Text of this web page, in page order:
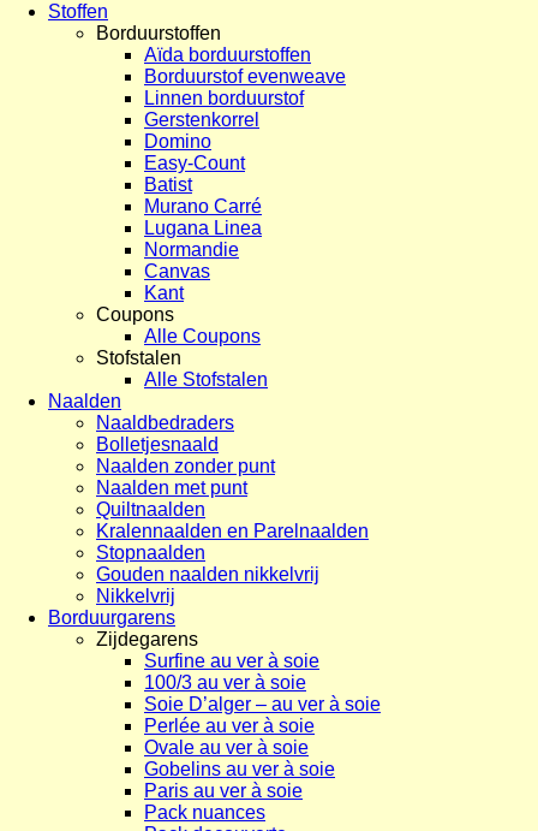
Stoffen
Borduurstoffen
Aïda borduurstoffen
Borduurstof evenweave
Linnen borduurstof
Gerstenkorrel
Domino
Easy-Count
Batist
Murano Carré
Lugana Linea
Normandie
Canvas
Kant
Coupons
Alle Coupons
Stofstalen
Alle Stofstalen
Naalden
Naaldbedraders
Bolletjesnaald
Naalden zonder punt
Naalden met punt
Quiltnaalden
Kralennaalden en Parelnaalden
Stopnaalden
Gouden naalden nikkelvrij
Nikkelvrij
Borduurgarens
Zijdegarens
Surfine au ver à soie
100/3 au ver à soie
Soie D’alger – au ver à soie
Perlée au ver à soie
Ovale au ver à soie
Gobelins au ver à soie
Paris au ver à soie
Pack nuances